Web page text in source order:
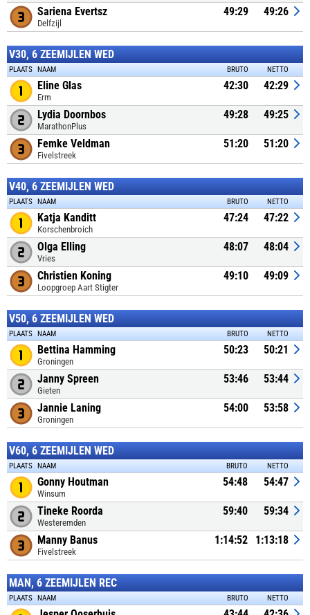
Sariena Evertsz
Delfzijl
49:29 49:26
V30, 6 ZEEMIJLEN WED
PLAATS NAAM BRUTO NETTO
Eline Glas
Erm
42:30 42:29
Lydia Doornbos
MarathonPlus
49:28 49:25
Femke Veldman
Fivelstreek
51:20 51:20
V40, 6 ZEEMIJLEN WED
PLAATS NAAM BRUTO NETTO
Katja Kanditt
Korschenbroich
47:24 47:22
Olga Elling
Vries
48:07 48:04
Christien Koning
Loopgroep Aart Stigter
49:10 49:09
V50, 6 ZEEMIJLEN WED
PLAATS NAAM BRUTO NETTO
Bettina Hamming
Groningen
50:23 50:21
Janny Spreen
Gieten
53:46 53:44
Jannie Laning
Groningen
54:00 53:58
V60, 6 ZEEMIJLEN WED
PLAATS NAAM BRUTO NETTO
Gonny Houtman
Winsum
54:48 54:47
Tineke Roorda
Westeremden
59:40 59:34
Manny Banus
Fivelstreek
1:14:52 1:13:18
MAN, 6 ZEEMIJLEN REC
PLAATS NAAM BRUTO NETTO